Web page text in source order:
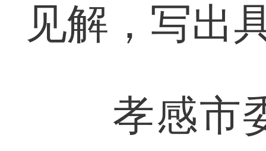
见解，写出
孝感市委